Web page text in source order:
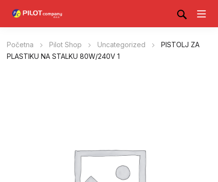
Početna Pilot Shop Uncategorized
PISTOLJ ZA
PLASTIKU NA STALKU 80W/240V 1